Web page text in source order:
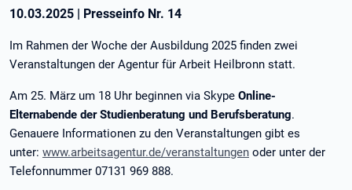
10.03.2025 | Presseinfo Nr. 14
Im Rahmen der Woche der Ausbildung 2025 finden zwei
Veranstaltungen der Agentur für Arbeit Heilbronn statt.
Am 25. März um 18 Uhr beginnen via Skype Online-
Elternabende der Studienberatung und Berufsberatung.
Genauere Informationen zu den Veranstaltungen gibt es
unter: www.arbeitsagentur.de/veranstaltungen oder unter der
Telefonnummer 07131 969 888.